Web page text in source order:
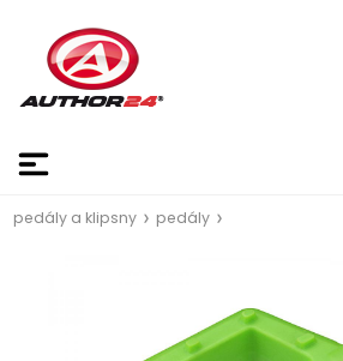
pedály a klipsny pedály